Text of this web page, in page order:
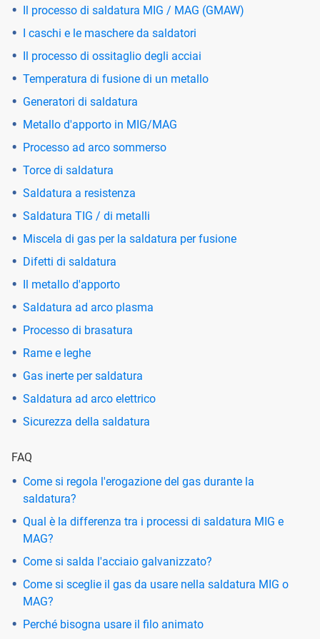
Il processo di saldatura MIG / MAG (GMAW)
I caschi e le maschere da saldatori
Il processo di ossitaglio degli acciai
Temperatura di fusione di un metallo
Generatori di saldatura
Metallo d'apporto in MIG/MAG
Processo ad arco sommerso
Torce di saldatura
Saldatura a resistenza
Saldatura TIG / di metalli
Miscela di gas per la saldatura per fusione
Difetti di saldatura
Il metallo d'apporto
Saldatura ad arco plasma
Processo di brasatura
Rame e leghe
Gas inerte per saldatura
Saldatura ad arco elettrico
Sicurezza della saldatura
FAQ
Come si regola l'erogazione del gas durante la
saldatura?
Qual è la differenza tra i processi di saldatura MIG e
MAG?
Come si salda l'acciaio galvanizzato?
Come si sceglie il gas da usare nella saldatura MIG o
MAG?
Perché bisogna usare il filo animato